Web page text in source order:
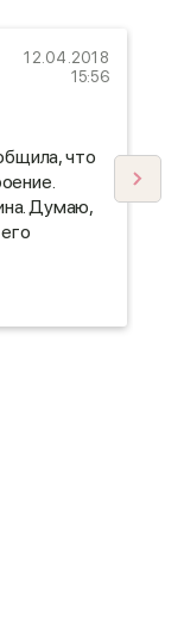
12.04.2018
15:56
что
Думаю,